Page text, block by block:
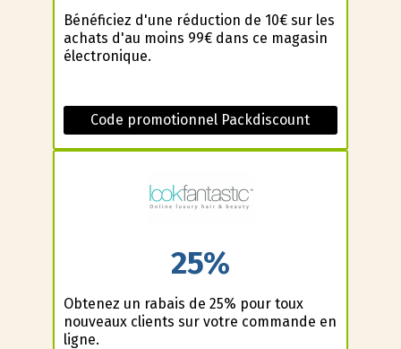
Bénéficiez d'une réduction de 10€ sur les
achats d'au moins 99€ dans ce magasin
électronique.
Code promotionnel Packdiscount
25%
Obtenez un rabais de 25% pour toux
nouveaux clients sur votre commande en
ligne.